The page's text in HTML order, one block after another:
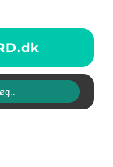
dk